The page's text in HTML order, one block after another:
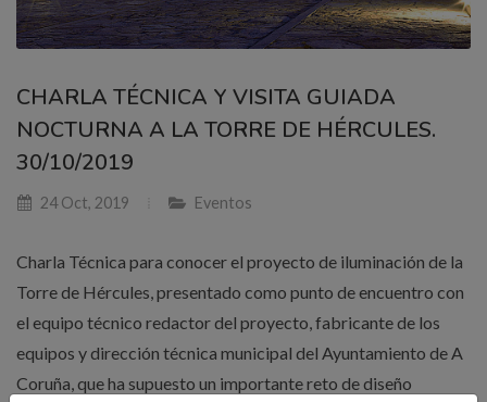
CHARLA TÉCNICA Y VISITA GUIADA
NOCTURNA A LA TORRE DE HÉRCULES.
30/10/2019
24 Oct, 2019 Eventos
Charla Técnica para conocer el proyecto de iluminación de la
Torre de Hércules, presentado como punto de encuentro con
el equipo técnico redactor del proyecto, fabricante de los
equipos y dirección técnica municipal del Ayuntamiento de A
Coruña, que ha supuesto un importante reto de diseño